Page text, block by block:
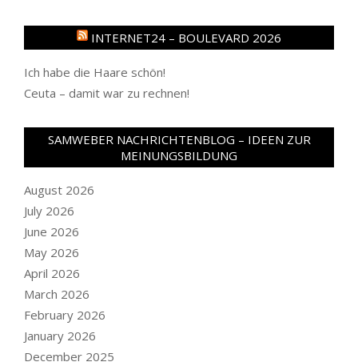
INTERNET24 – BOULEVARD 2026
Ich habe die Haare schön!
Ceuta – damit war zu rechnen!
SAMWEBER NACHRICHTENBLOG – IDEEN ZUR
MEINUNGSBILDUNG
August 2026
July 2026
June 2026
May 2026
April 2026
March 2026
February 2026
January 2026
December 2025